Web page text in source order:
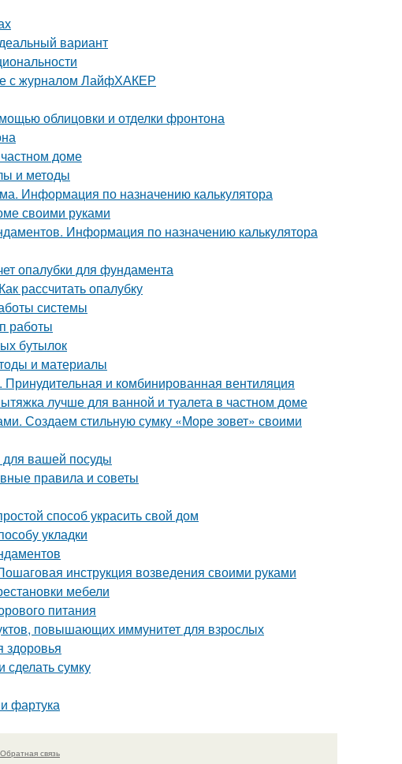
вариант
с журналом ЛайфХАКЕР
облицовки и отделки фронтона
доме
и методы
Информация по назначению калькулятора
своими руками
Информация по назначению калькулятора
опалубки для фундамента
рассчитать опалубку
системы
работы
бутылок
и материалы
и комбинированная вентиляция
лучше для ванной и туалета в частном доме
Создаем стильную сумку «Море зовет» своими
для вашей посуды
правила и советы
способ украсить свой дом
укладки
инструкция возведения своими руками
мебели
питания
повышающих иммунитет для взрослых
здоровья
сделать сумку
фартука
Обратная связь